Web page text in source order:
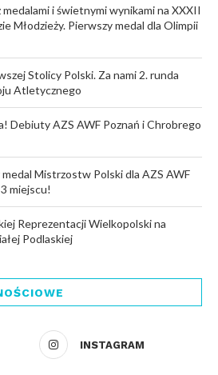
i świetnymi wynikami na XXXII
Młodzieży. Pierwszy medal dla Olimpii
Stolicy Polski. Za nami 2. runda
Atletycznego
Debiuty AZS AWF Poznań i Chrobrego
medal Mistrzostw Polski dla AZS AWF
miejscu!
Reprezentacji Wielkopolski na
Podlaskiej
INSTAGRAM